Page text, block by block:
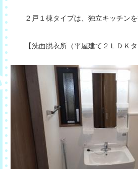
２戸１棟タイプは、独立キッチンを
【洗面脱衣所（平屋建て２ＬＤＫタ